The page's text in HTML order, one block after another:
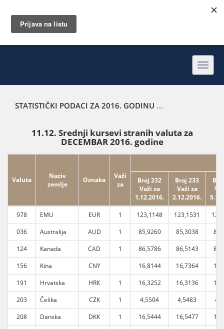
STATISTIČKI PODACI ZA 2016. GODINU
11.12. Srednji kursevi stranih valuta za
DECEMBAR 2016. godine
Valuta
Naziv
zemlje
Oznaka
Važi
za
Broj 232
Važi za
1.12.2016.
Broj 233
Važi za
2.12.2016.
978 EMU EUR 1 123,1148 123,1531
036
Australija AUD 1 85,9260 85,3038
124
Kanada CAD 1 86,5786 86,5143
156
Kina CNY 16,8144 16,7364
191
Hrvatska HRK 1 16,3252 16,3136
203
Češka CZK 1 4,5504 4,5483
208
Danska DKK 1 16,5444 16,5477